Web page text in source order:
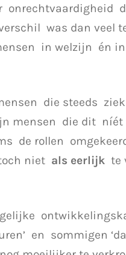
onrechtvaardigheid
was dan veel
in welzijn én in
die steeds
mensen die dit níét
de rollen
niet als eerlijkte
en sommigen